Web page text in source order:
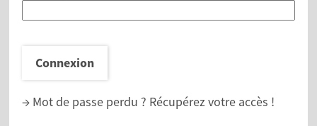
Connexion
→ Mot de passe perdu ? Récupérez votre accès !